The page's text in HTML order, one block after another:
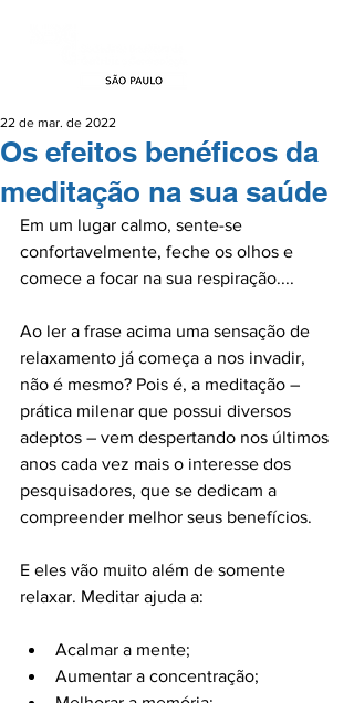
Os efeitos benéficos da
meditação na sua saúde
22 de mar. de 2022
Em um lugar calmo, sente-se
confortavelmente, feche os olhos e
comece a focar na sua respiração....
Ao ler a frase acima uma sensação de
relaxamento já começa a nos invadir,
não é mesmo? Pois é, a meditação –
prática milenar que possui diversos
adeptos – vem despertando nos últimos
anos cada vez mais o interesse dos
pesquisadores, que se dedicam a
compreender melhor seus benefícios.
E eles vão muito além de somente
Acalmar a mente;
Aumentar a concentração;